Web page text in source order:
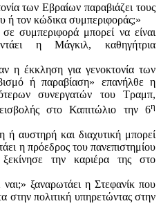
των Εβραίων παραβιάζει τους
ή τον κώδικα συμπεριφοράς;»
συμπεριφορά μπορεί να είναι
η Μάγκιλ, καθηγήτρια
η έκκληση για γενοκτονία των
ή παραβίαση» επανήλθε η
συνεργατών του Τραμπ,
στο Καπιτώλιο την 6η
ή αυστηρή και διαχυτική μπορεί
η πρόεδρος του πανεπιστημίου
την καριέρα της στο
ξαναρωτάει η Στεφανίκ που
στην πολιτική υπηρετώντας στην